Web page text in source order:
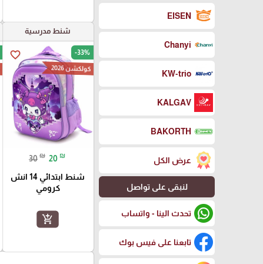
EISEN
Chanyi
KW-trio
KALGAV
BAKORTH
عرض الكل
لنبقى على تواصل
تحدث الينا - واتساب
تابعنا على فيس بوك
شنط مدرسية
favorite_border -33%
كولكشن 2026
30 ₪ 20 ₪
شنط ابتدائي 14 انش
كرومي
add_shopping_cart